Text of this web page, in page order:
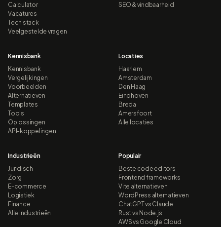
Calculator
Vacatures
Tech stack
Veelgestelde vragen
SEO & vindbaarheid
Kennisbank
Kennisbank
Vergelijkingen
Voorbeelden
Alternatieven
Templates
Tools
Oplossingen
API-koppelingen
Locaties
Haarlem
Amsterdam
Den Haag
Eindhoven
Breda
Amersfoort
Alle locaties
Industrieën
Juridisch
Zorg
E-commerce
Logistiek
Finance
Alle industrieën
Populair
Beste code editors
Frontend frameworks
Vite alternatieven
WordPress alternatieven
ChatGPT vs Claude
Rust vs Node.js
AWS vs Google Cloud